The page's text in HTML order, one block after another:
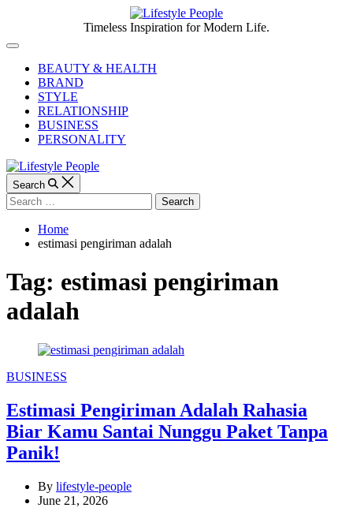
content
People
Timeless Inspiration for Modern Life.
Off
CanvasBEAUTY & HEALTH
BRAND
STYLE
RELATIONSHIP
BUSINESS
PERSONALITY
Search
Search
for:
Home
estimasi pengiriman adalah
Tag: estimasi pengiriman
adalah
Categories
BUSINESS
Estimasi Pengiriman Adalah Rahasia
Biar Kamu Santai Nunggu Paket Tanpa
Panik!
By lifestyle-people
June 21, 2026